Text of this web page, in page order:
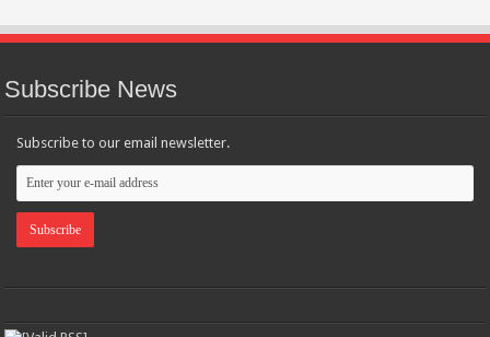
Subscribe News
Subscribe to our email newsletter.